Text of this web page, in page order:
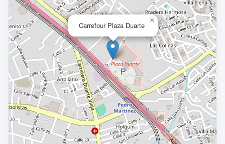
Carrefour Plaza Duarte
×